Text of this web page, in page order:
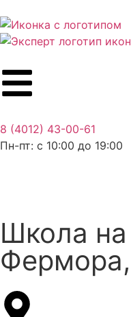
8 (4012) 43-00-61
Пн-пт: c 10:00 до 19:00
Школа на